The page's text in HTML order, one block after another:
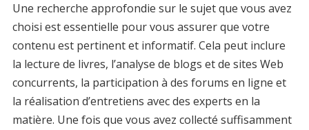
Une recherche approfondie sur le sujet que vous avez
choisi est essentielle pour vous assurer que votre
contenu est pertinent et informatif. Cela peut inclure
la lecture de livres, l’analyse de blogs et de sites Web
concurrents, la participation à des forums en ligne et
la réalisation d’entretiens avec des experts en la
matière. Une fois que vous avez collecté suffisamment